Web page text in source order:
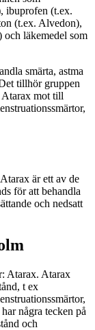
ibuprofen (t.ex.
(t.ex. Alvedon),
och läkemedel som
smärta, astma
tillhör gruppen
mot till
är ett av de
för att behandla
och nedsatt
Atarax. Atarax
t ex
några tecken på
och